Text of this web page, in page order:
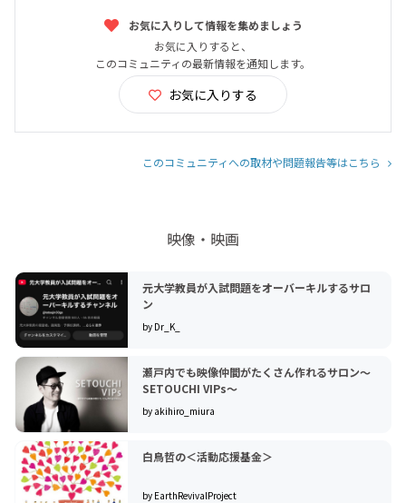
お気に入りして情報を集めましょう
お気に入りすると、
このコミュニティの最新情報を通知します。
お気に入りする
このコミュニティへの取材や問題報告等はこちら
映像・映画
元大学教員が入試問題をオーバーキルするサロ
ン
by Dr_K_
瀬戸内でも映像仲間がたくさん作れるサロン〜
SETOUCHI VIPs〜
by akihiro_miura
白鳥哲の＜活動応援基金＞
by EarthRevivalProject